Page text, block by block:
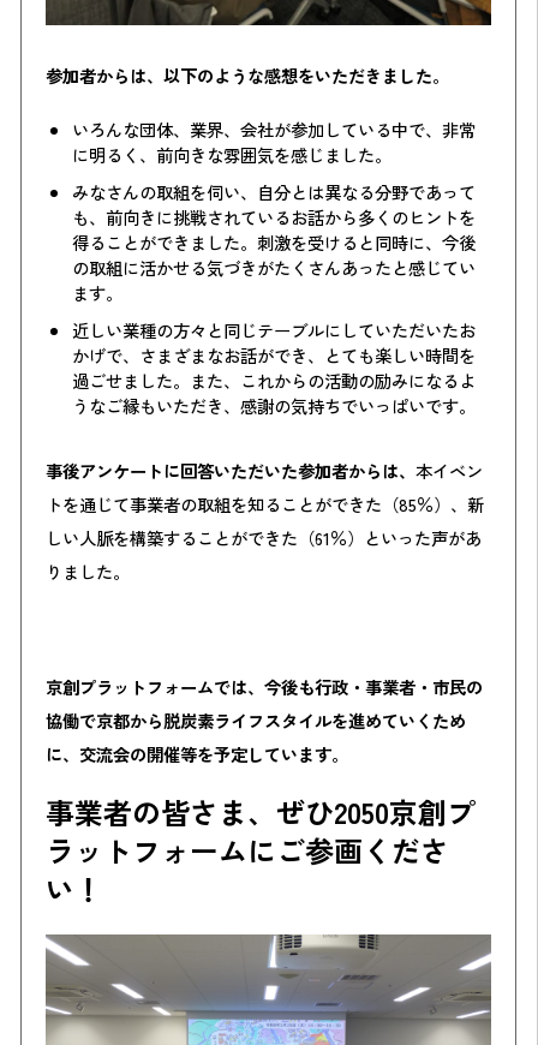
参加者からは、以下のような感想をいただきました。
いろんな団体、業界、会社が参加している中で、非常
に明るく、前向きな雰囲気を感じました。
みなさんの取組を伺い、自分とは異なる分野であって
も、前向きに挑戦されているお話から多くのヒントを
得ることができました。刺激を受けると同時に、今後
の取組に活かせる気づきがたくさんあったと感じてい
ます。
近しい業種の方々と同じテーブルにしていただいたお
かげで、さまざまなお話ができ、とても楽しい時間を
過ごせました。また、これからの活動の励みになるよ
うなご縁もいただき、感謝の気持ちでいっぱいです。
事後アンケートに回答いただいた参加者からは、 本イベン
トを通じて事業者の取組を知ることができた（85％）、新
しい人脈を構築することができた（61％）といった声があ
りました。
京創プラットフォームでは、今後も行政・事業者・市民の
協働で京都から脱炭素ライフスタイルを進めていくため
に、交流会の開催等を予定しています。
事業者の皆さま、ぜひ2050京創プ
ラットフォームにご参画くださ
い！